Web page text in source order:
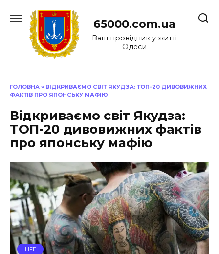
до
65000.com.ua
Ваш провідник у житті
Одеси
ГОЛОВНА » ВІДКРИВАЄМО СВІТ ЯКУДЗА: ТОП-20 ДИВОВИЖНИХ
ФАКТІВ ПРО ЯПОНСЬКУ МАФІЮ
Відкриваємо світ Якудза:
ТОП-20 дивовижних фактів
про японську мафію
LIFE